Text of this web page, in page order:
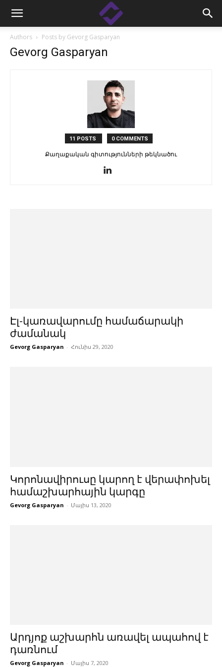
Authors Posts by Gevorg Gasparyan
Gevorg Gasparyan
11 POSTS 0 COMMENTS
Քաղաքական գիտությունների թեկնածու
Էլ-կառավարումը համաճարակի
ժամանակ
Gevorg Gasparyan - Հունիս 29, 2020
Կորոնավիրուսը կարող է վերափոխել
համաշխարհային կարգը
Gevorg Gasparyan - Մայիս 13, 2020
Արդյոք աշխարհն առավել ապահով է
դառնում
Gevorg Gasparyan - Մայիս 7, 2020